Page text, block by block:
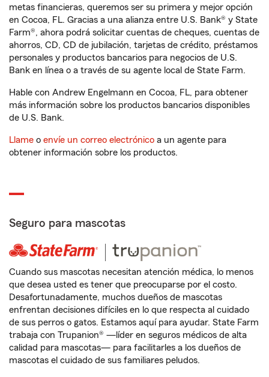
metas financieras, queremos ser su primera y mejor opción
en Cocoa, FL. Gracias a una alianza entre U.S. Bank® y State
Farm®, ahora podrá solicitar cuentas de cheques, cuentas de
ahorros, CD, CD de jubilación, tarjetas de crédito, préstamos
personales y productos bancarios para negocios de U.S.
Bank en línea o a través de su agente local de State Farm.
Hable con Andrew Engelmann en Cocoa, FL, para obtener
más información sobre los productos bancarios disponibles
de U.S. Bank.
Llame o envíe un correo electrónico a un agente para
obtener información sobre los productos.
Seguro para mascotas
Cuando sus mascotas necesitan atención médica, lo menos
que desea usted es tener que preocuparse por el costo.
Desafortunadamente, muchos dueños de mascotas
enfrentan decisiones difíciles en lo que respecta al cuidado
de sus perros o gatos. Estamos aquí para ayudar. State Farm
trabaja con Trupanion® —líder en seguros médicos de alta
calidad para mascotas— para facilitarles a los dueños de
mascotas el cuidado de sus familiares peludos.